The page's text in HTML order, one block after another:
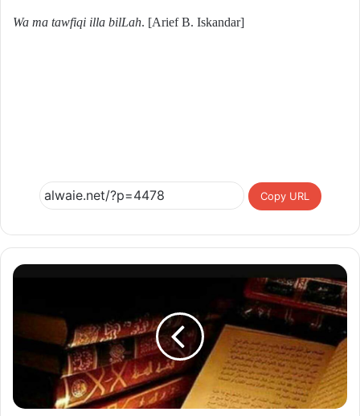
Wa ma tawfiqi illa bilLah. [Arief B. Iskandar]
Copy URL